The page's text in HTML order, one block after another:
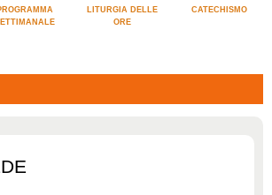
LITURGIA DELLE
ORE
CATECHISMO